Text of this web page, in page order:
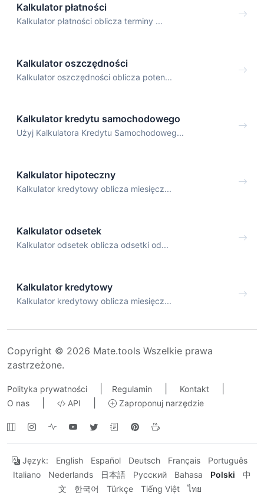
Kalkulator płatności
Kalkulator płatności oblicza terminy ...
Kalkulator oszczędności
Kalkulator oszczędności oblicza poten...
Kalkulator kredytu samochodowego
Użyj Kalkulatora Kredytu Samochodoweg...
Kalkulator hipoteczny
Kalkulator kredytowy oblicza miesięcz...
Kalkulator odsetek
Kalkulator odsetek oblicza odsetki od...
Kalkulator kredytowy
Kalkulator kredytowy oblicza miesięcz...
Copyright © 2026 Mate.tools Wszelkie prawa
zastrzeżone.
Polityka prywatności Regulamin Kontakt
O nas API Zaproponuj narzędzie
Język: English Español Deutsch Français
Português
Italiano
Nederlands 日本語 Русский Bahasa Polski
中
文
한국어 Türkçe Tiếng Việt ไทย